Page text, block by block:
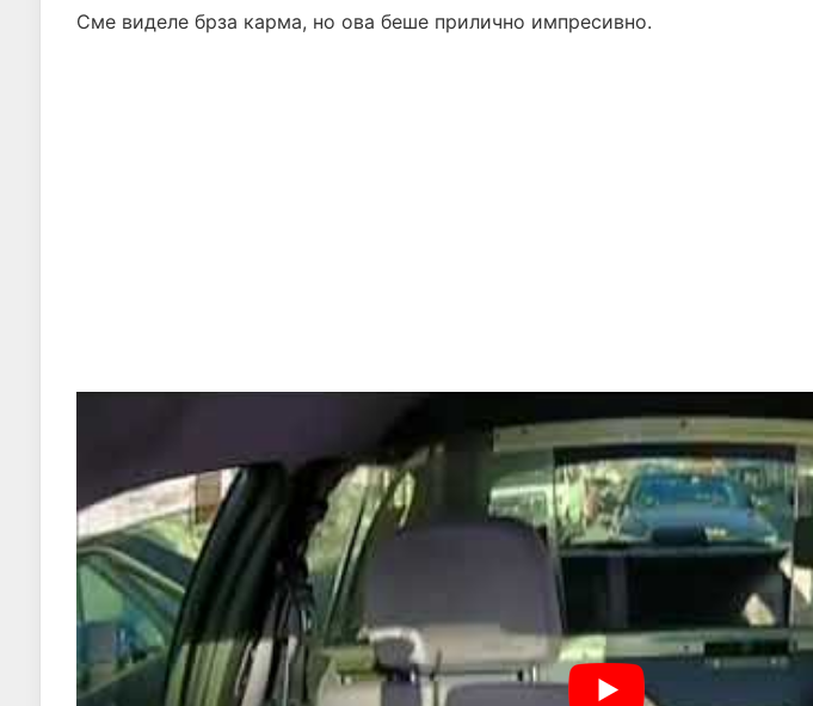
Сме виделе брза карма, но ова беше прилично импресивно.